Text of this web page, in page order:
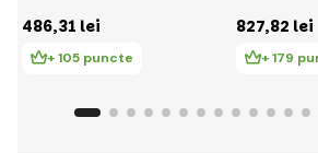
486,31 lei
+ 105 puncte
827,82 lei
+ 179